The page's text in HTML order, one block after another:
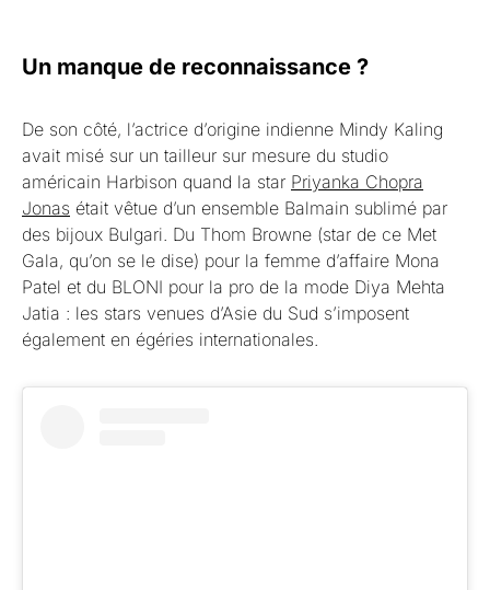
Un manque de reconnaissance ?
De son côté, l’actrice d’origine indienne Mindy Kaling
avait misé sur un tailleur sur mesure du studio
américain Harbison quand la star Priyanka Chopra
Jonas était vêtue d’un ensemble Balmain sublimé par
des bijoux Bulgari. Du Thom Browne (star de ce Met
Gala, qu’on se le dise) pour la femme d’affaire Mona
Patel et du BLONI pour la pro de la mode Diya Mehta
Jatia : les stars venues d’Asie du Sud s’imposent
également en égéries internationales.